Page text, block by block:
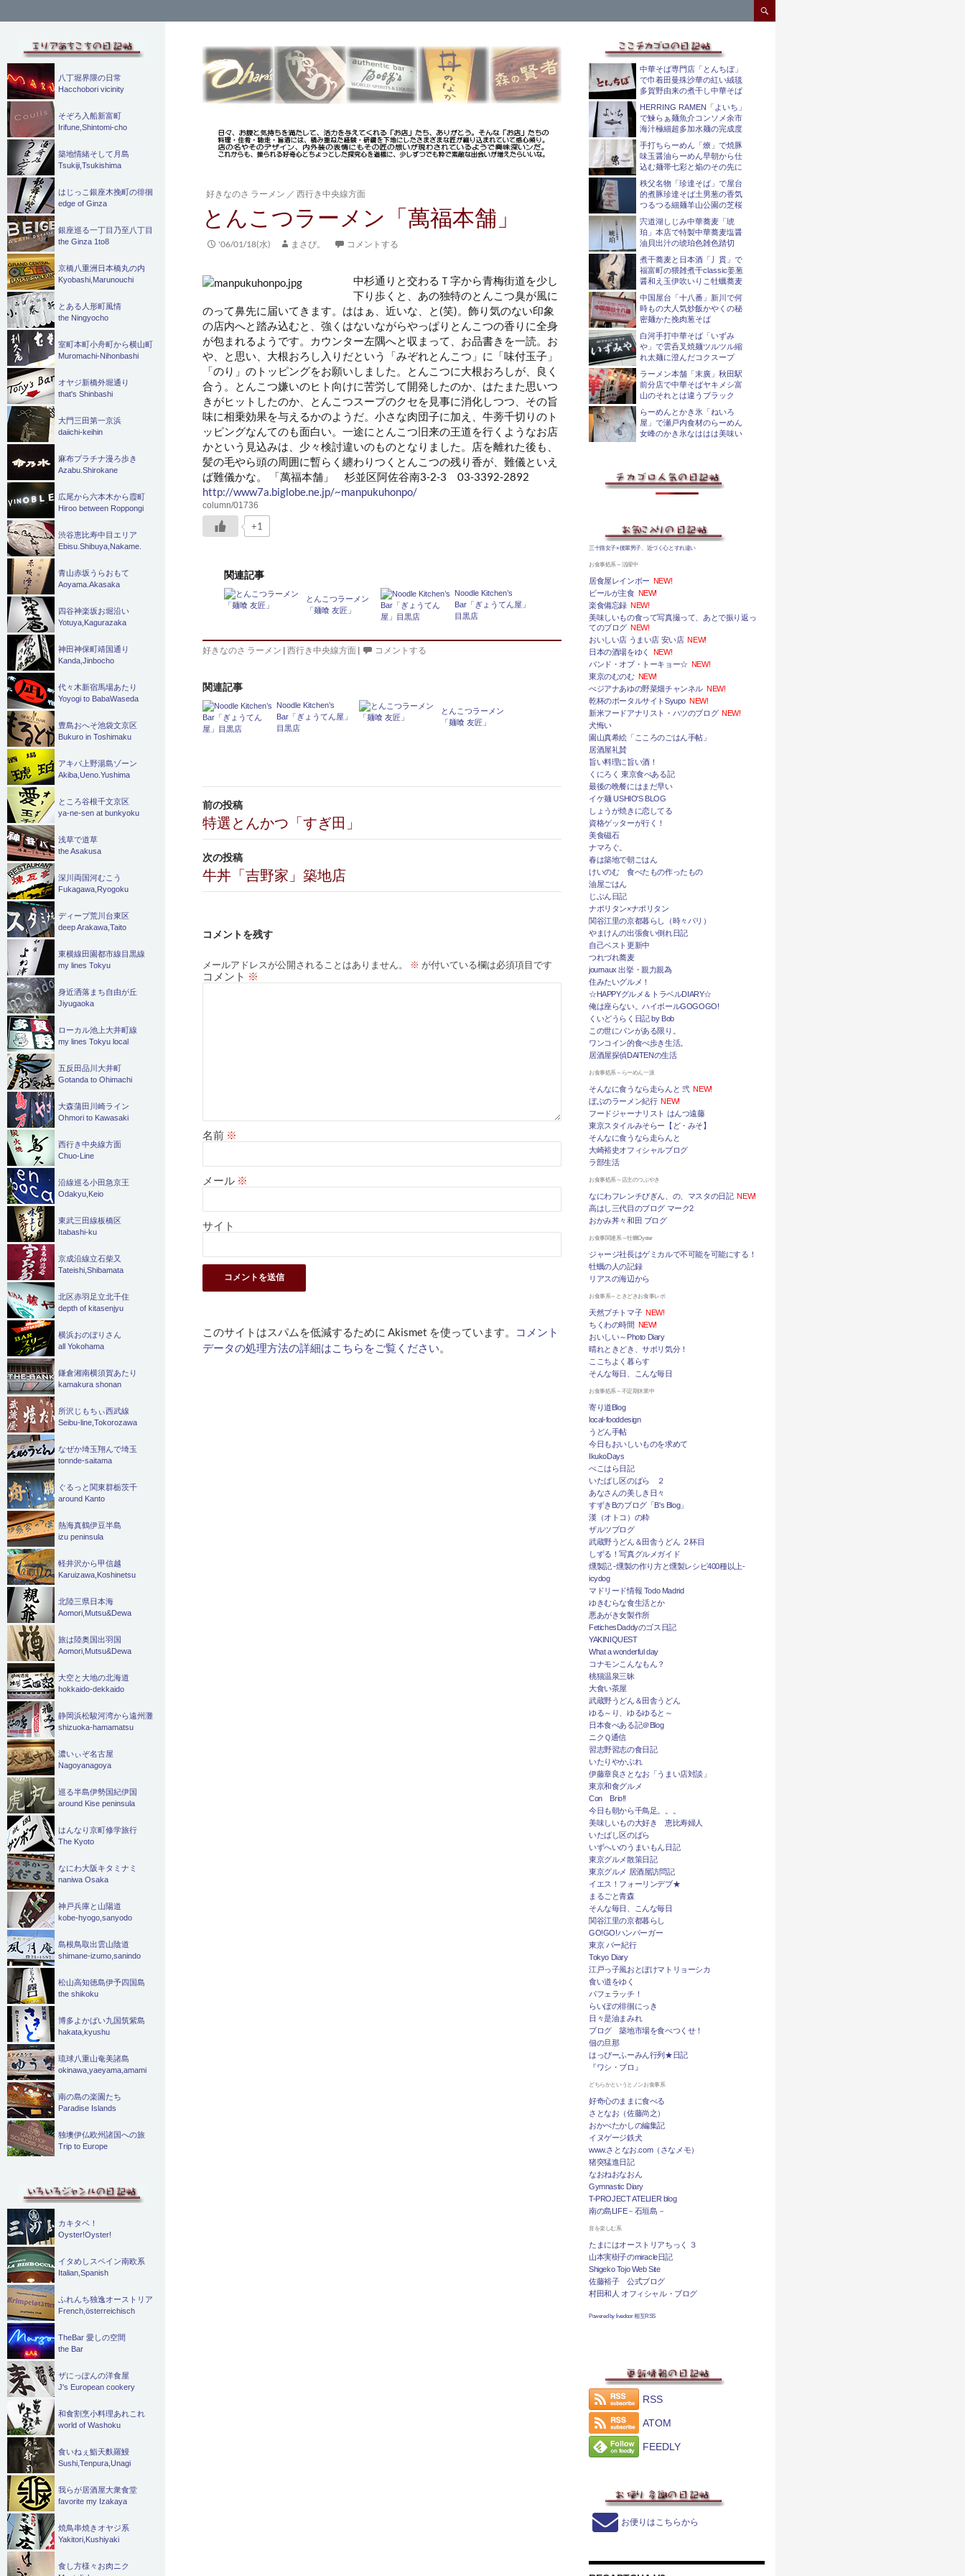
索
好きなのさ ラーメン ／西行き中央線方面
とんこつラーメン「萬福本舗」
'06/01/18(水) まさぴ。 コメントする
中杉通りと交わるＴ字から青梅街道を少し
下り歩くと、あの独特のとんこつ臭が風に
のって鼻先に届いてきます。ははぁ、近いな、と(笑)。飾り気のない印象
の店内へと踏み込むと、強くはないながらやっぱりとんこつの香りに全身
が包まれるようです。カウンター左隅へと収まって、お品書きを一読。お
や、と思い、大根おろし入りだという「みぞれとんこつ」に「味付玉子」
「のり」のトッピングをお願いしました 。とんこつに大根おろしが、良く
合う。とんこつ嫌いのヒト向けに苦労して開発したのか、はたまた思いつ
きがヒットしたのか、とんこつスープのクセを見事に消化しつつ、その旨
味に相乗効果を与えるかのようだ。小さな肉団子に加え、牛蒡千切りのト
ッピングなんてのも面白い。一途にとんこつ旧来の王道を行くようなお店
かという見込みは、少々検討違いのものとなりました。店を離れた後も、
髪の毛やら頭の周囲に暫らく纏わりつくとんこつの残り香が、難儀といえ
ば難儀かな。 「萬福本舗」 杉並区阿佐谷南3-2-3 03-3392-2892
http://www7a.biglobe.ne.jp/~manpukuhonpo/
column/01736
+1
関連記事
とんこつラーメン
「麺喰 友匠」
Noodle Kitchen’s
Bar「ぎょうてん屋」
目黒店
好きなのさ ラーメン |西行き中央線方面 | コメントする
関連記事
Noodle Kitchen’s
Bar「ぎょうてん屋」
目黒店
とんこつラーメン
「麺喰 友匠」
投
稿
ナ
ビ
ゲ
ョ
前の投稿
特選とんかつ「すぎ田」
次の投稿
牛丼「吉野家」築地店
コメントを残す
メールアドレスが公開されることはありません。 ※ が付いている欄は必須項目です
コメント ※
名前 ※
メール ※
サイト
このサイトはスパムを低減するために Akismet を使っています。 コメント
データの処理方法の詳細はこちらをご覧ください。
中華そば専門店「とんちぼ」
で巾着田曼殊沙華の紅い絨毯
多賀野由来の煮干し中華そば
HERRING RAMEN「よいち」
で鰊らぁ麺魚介コンソメ余市
海汁極細超多加水麺の完成度
手打ちらーめん「燎」で焼豚
味玉醤油らーめん早朝から仕
込む麺帯七彩と焔のその先に
秩父名物「珍達そば」で屋台
的煮豚珍達そば土男葱の香気
つるつる細麺羊山公園の芝桜
宍道湖しじみ中華蕎麦「琥
珀」本店で特製中華蕎麦塩醤
油貝出汁の琥珀色雑色踏切
煮干蕎麦と日本酒「丿貫」で
福富町の猥雑煮干classic姜葱
醤和え玉伊吹いりこ牡蠣蕎麦
中国屋台「十八番」新川で何
時もの大人気炒飯かやくの秘
密麺かた挽肉葱そば
白河手打中華そば「いずみ
や」で雲呑叉焼麺ツルツル縮
れ太麺に澄んだコクスープ
ラーメン本舗「末廣」秋田駅
前分店で中華そばヤキメシ富
山のそれとは違うブラック
らーめんとかき氷「ねいろ
屋」で瀬戸内食材のらーめん
女峰のかき氷なははは美味い
三十路女子×後輩男子、近づく心とすれ違い
お食事処系～活躍中
居食屋レインボー NEW!
ビールが主食 NEW!
楽食備忘録 NEW!
美味しいもの食って写真撮って、あとで振り返っ
てのブログ NEW!
おいしい店 うまい店 安い店 NEW!
日本の酒場をゆく
NEW!
バンド・オブ・トーキョー☆ NEW!
東京のむのむ NEW!
べジアナあゆの野菜畑チャンネル NEW!
乾杯のポータルサイトSyupo NEW!
新米フードアナリスト・ハツのブログ NEW!
犬悔い
園山真希絵「こころのごはん手帖」
居酒屋礼賛
旨い料理に旨い酒！
くにろく 東京食べある記
最後の晩餐にはまだ早い
イケ麺 USHIO'S BLOG
しょうが焼きに恋してる
資格ゲッターが行く！
美食磁石
ナマろぐ。
春は築地で朝ごはん
けいのむ 食べたもの作ったもの
油屋ごはん
じぶん日記
ナポリタン×ナポリタン
関谷江里の京都暮らし（時々パリ）
やまけんの出張食い倒れ日記
自己ベスト更新中
つれづれ蕎麦
journaux 出挙・親力親為
住みたいグルメ！
☆HAPPYグルメ＆トラベルDIARY☆
俺は座らない。ハイボールGOGOGO!
くいどうらく日記 by Bob
この世にパンがある限り。
ワンコイン的食べ歩き生活。
居酒屋探偵DAITENの生活
お食事処系～らーめん一派
そんなに食うなら走らんと 弐 NEW!
ぼぶのラーメン紀行 NEW!
フードジャーナリスト はんつ遠藤
東京スタイルみそらー【ど・みそ】
そんなに食うなら走らんと
大崎裕史オフィシャルブログ
ラ部生活
お食事処系～店主のつぶやき
なにわフレンチびぎん、の、マスタの日記 NEW!
高はし三代目のブログ マーク2
おかみ丼々和田 ブログ
お食事関連系～牡蠣Oyster
ジャージ社長はゲミカルで不可能を可能にする！
牡蠣の人の記録
リアスの海辺から
お食事系～ときどきお食事レポ
天然プチトマ子 NEW!
ちくわの時間 NEW!
おいしい～Photo Diary
晴れときどき、サボリ気分！
ここちよく暮らす
そんな毎日、こんな毎日
お食事処系～不定期休業中
寄り道Blog
local-fooddesign
うどん手帖
今日もおいしいものを求めて
IkukoDays
ぺこはら日記
いたばし区のばら ２
あなさんの美しき日々
すずきBのブログ「B's Blog」
漢（オトコ）の粋
ザルツブログ
武蔵野うどん＆田舎うどん ２杯目
しずる！写真グルメガイド
燻製記 -燻製の作り方と燻製レシピ400種以上-
icydog
マドリード情報 Todo Madrid
ゆきむらな食生活とか
悪あがき女製作所
FetichesDaddyのゴス日記
YAKINIQUEST
What a wonderful day
コナモンこんなもん？
桃猫温泉三昧
大食い茶屋
武蔵野うどん＆田舎うどん
ゆる～り、ゆるゆると～
日本食べある記＠Blog
ニクＱ通信
習志野習志の食日記
いたりやかぶれ
伊藤章良さとなお「うまい店対談」
東京和食グルメ
Con Brio!!
今日も朝から千鳥足。。。
美味しいもの大好き 恵比寿婦人
いたばし区のばら
いずへいのうまいもん日記
東京グルメ散策日記
東京グルメ 居酒屋訪問記
イエス！フォーリンデブ★
まるごと青森
そんな毎日、こんな毎日
関谷江里の京都暮らし
GO!GO!ハンバーガー
東京 バー紀行
Tokyo Diary
江戸っ子風おとぼけマトリョーシカ
食い道をゆく
パフェラッチ！
らいぽの徘徊にっき
日々是油まみれ
ブログ 築地市場を食べつくせ！
佃の旦那
はっぴーふーみん行列★日記
『ワシ・ブロ』
どちらかというとノンお食事系
好奇心のままに食べる
さとなお（佐藤尚之）
おかべたかしの編集記
イヌゲージ鉄犬
www.さとなお.com（さなメモ）
猪突猛進日記
なおねおなおん
Gymnastic Diary
T-PROJECT ATELIER blog
南の島LIFE－石垣島－
音を楽しむ系
たまにはオーストリアちっく ３
山本実樹子のmiracle日記
Shigeko Tojo Web Site
佐藤裕子 公式ブログ
村田和人 オフィシャル・ブログ
Powered by livedoor 相互RSS
RSS
ATOM
FEEDLY
お便りはこちらから
八丁堀界隈の日常
Hacchobori vicinity
そぞろ入船新富町
Irifune,Shintomi-cho
築地情緒そして月島
Tsukiji,Tsukishima
はじっこ銀座木挽町の徘徊
edge of Ginza
銀座巡る一丁目乃至八丁目
the Ginza 1to8
京橋八重洲日本橋丸の内
Kyobashi,Marunouchi
とある人形町風情
the Ningyocho
室町本町小舟町から横山町
Muromachi-Nihonbashi
オヤジ新橋外堀通り
that's Shinbashi
大門三田第一京浜
daiichi-keihin
麻布プラチナ漫ろ歩き
Azabu.Shirokane
広尾から六本木から霞町
Hiroo between Roppongi
渋谷恵比寿中目エリア
Ebisu.Shibuya,Nakame.
青山赤坂うらおもて
Aoyama.Akasaka
四谷神楽坂お堀沿い
Yotuya,Kagurazaka
神田神保町靖国通り
Kanda,Jinbocho
代々木新宿馬場あたり
Yoyogi to BabaWaseda
豊島おへそ池袋文京区
Bukuro in Toshimaku
アキバ上野湯島ゾーン
Akiba,Ueno.Yushima
ところ谷根千文京区
ya-ne-sen at bunkyoku
浅草で道草
the Asakusa
深川両国河むこう
Fukagawa,Ryogoku
ディープ荒川台東区
deep Arakawa,Taito
東横線田園都市線目黒線
my lines Tokyu
身近洒落まち自由が丘
Jiyugaoka
ローカル池上大井町線
my lines Tokyu local
五反田品川大井町
Gotanda to Ohimachi
大森蒲田川崎ライン
Ohmori to Kawasaki
西行き中央線方面
Chuo-Line
沿線巡る小田急京王
Odakyu,Keio
東武三田線板橋区
Itabashi-ku
京成沿線立石柴又
Tateishi,Shibamata
北区赤羽足立北千住
depth of kitasenjyu
横浜おのぼりさん
all Yokohama
鎌倉湘南横須賀あたり
kamakura shonan
所沢じもちぃ西武線
Seibu-line,Tokorozawa
なぜか埼玉翔んで埼玉
tonnde-saitama
ぐるっと関東群栃茨千
around Kanto
熱海真鶴伊豆半島
izu peninsula
軽井沢から甲信越
Karuizawa,Koshinetsu
北陸三県日本海
Aomori,Mutsu&Dewa
旅は陸奥国出羽国
Aomori,Mutsu&Dewa
大空と大地の北海道
hokkaido-dekkaido
静岡浜松駿河湾から遠州灘
shizuoka-hamamatsu
濃いぃぞ名古屋
Nagoyanagoya
巡る半島伊勢国紀伊国
around Kise peninsula
はんなり京町修学旅行
The Kyoto
なにわ大阪キタミナミ
naniwa Osaka
神戸兵庫と山陽道
kobe-hyogo,sanyodo
島根鳥取出雲山陰道
shimane-izumo,sanindo
松山高知徳島伊予四国島
the shikoku
博多よかばい九国筑紫島
hakata,kyushu
琉球八重山奄美諸島
okinawa,yaeyama,amami
南の島の楽園たち
Paradise Islands
独墺伊仏欧州諸国への旅
Trip to Europe
カキタベ！
Oyster!Oyster!
イタめしスペイン南欧系
Italian,Spanish
ふれんち独逸オーストリア
French,österreichisch
TheBar 愛しの空間
the Bar
ザにっぽんの洋食屋
J's European cookery
和食割烹小料理あれこれ
world of Washoku
食いねぇ鮨天麩羅鰻
Sushi,Tenpura,Unagi
我らが居酒屋大衆食堂
favorite my Izakaya
焼鳥串焼きオヤジ系
Yakitori,Kushiyaki
食し方様々お肉ニク